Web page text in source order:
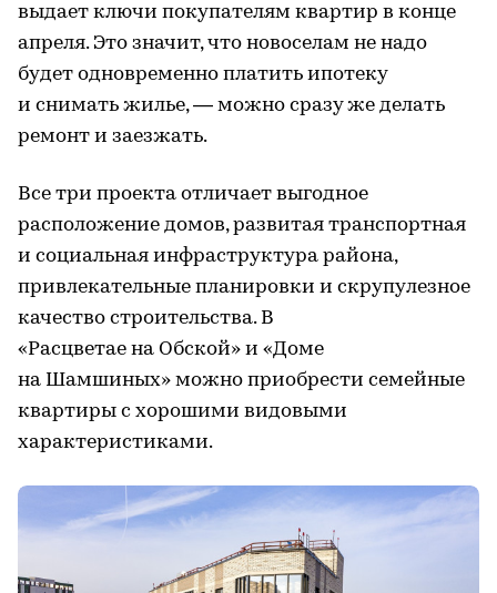
выдает ключи покупателям квартир в конце
апреля. Это значит, что новоселам не надо
будет одновременно платить ипотеку
и снимать жилье, — можно сразу же делать
ремонт и заезжать.
Все три проекта отличает выгодное
расположение домов, развитая транспортная
и социальная инфраструктура района,
привлекательные планировки и скрупулезное
качество строительства. В
«Расцветае на Обской» и «Доме
на Шамшиных» можно приобрести семейные
квартиры с хорошими видовыми
характеристиками.